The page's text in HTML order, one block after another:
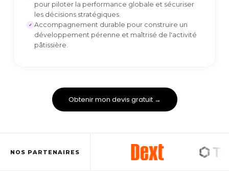
pour piloter la performance globale et sécuriser
les décisions stratégiques.
✓ Accompagnement durable pour construire un
développement pérenne et maîtrisé de l'activité
pâtissière.
Obtenir mon devis gratuit →
NOS PARTENAIRES